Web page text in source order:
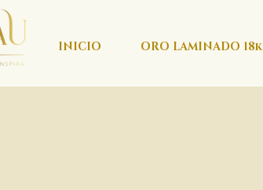
INICIO ORO LAMINADO 18k